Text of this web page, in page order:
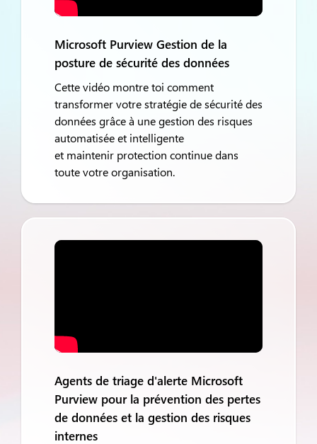
Microsoft Purview Gestion de la
posture de sécurité des données
Cette vidéo montretoi comment
transformer votre stratégie de sécurité des
données grâce à une gestion des risques
automatisée et intelligente
et maintenir protection continue dans
toute votre organisation.
Agents de triage d'alerte Microsoft
Purview pour la prévention des pertes
de données et la gestion des risques
internes